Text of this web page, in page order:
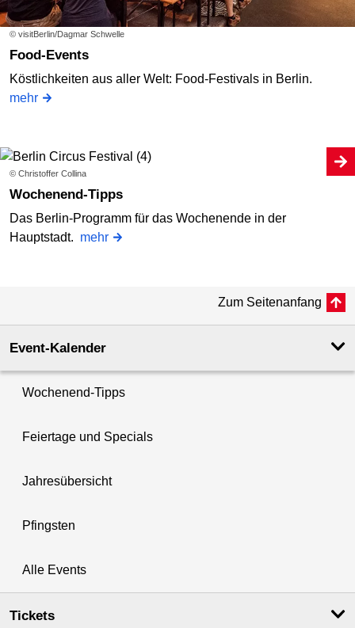
© visitBerlin/Dagmar Schwelle
Food-Events
Köstlichkeiten aus aller Welt: Food-Festivals in Berlin.
mehr
© Christoffer Collina
Wochenend-Tipps
Das Berlin-Programm für das Wochenende in der
Hauptstadt. mehr
Zum Seitenanfang
Event-Kalender
Wochenend-Tipps
Feiertage und Specials
Jahresübersicht
Pfingsten
Alle Events
Tickets